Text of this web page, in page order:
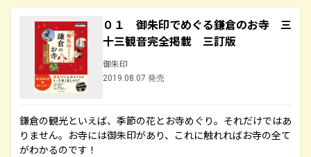
０１ 御朱印でめぐる鎌倉のお寺 三
十三観音完全掲載 三訂版
御朱印
2019.08.07 発売
鎌倉の観光といえば、季節の花とお寺めぐり。それだけではあ
りません。お寺には御朱印があり、これに触れればお寺の全て
がわかるのです！